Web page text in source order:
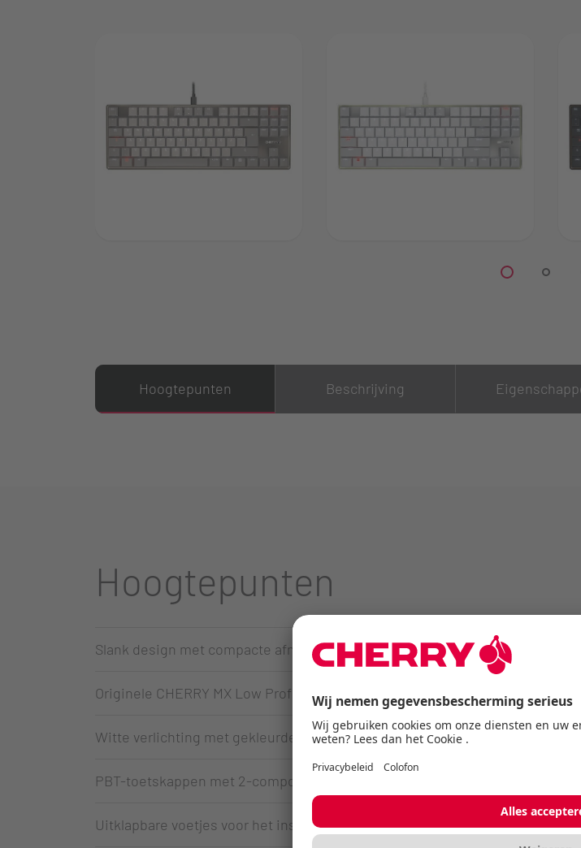
Hoogtepunten Beschrijving
Hoogtepunten
Slank design met compacte afmetingen en extra lage hoogte
Originele CHERRY MX Low Profile 2.0-schakelaar- made in Germany
Witte verlichting met gekleurde statustoetsen
PBT-toetskappen met 2-componentenspuitgietwerk
Uitklapbare voetjes voor het instellen van de hellingshoek